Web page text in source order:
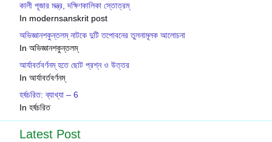
কালী পূজার মন্ত্র, দক্ষিণকালিকা স্তোত্রম্
In modernsanskrit post
অভিজ্ঞানশকুন্তলম্ নাটকে দুটি তপোবনের তুলনামূলক আলোচনা
In অভিজ্ঞানশকুন্তলম্
আর্যাবর্তবর্ণনম্ হতে ছোট প্রশ্ন ও উত্তর
In আর্যাবর্তবর্ণনম্
হর্ষচরিত: ব্যাখ্যা – 6
In হর্ষচরিত
Latest Post